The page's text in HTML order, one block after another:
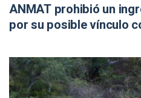
ANMAT prohibió un
por su posible vínculo